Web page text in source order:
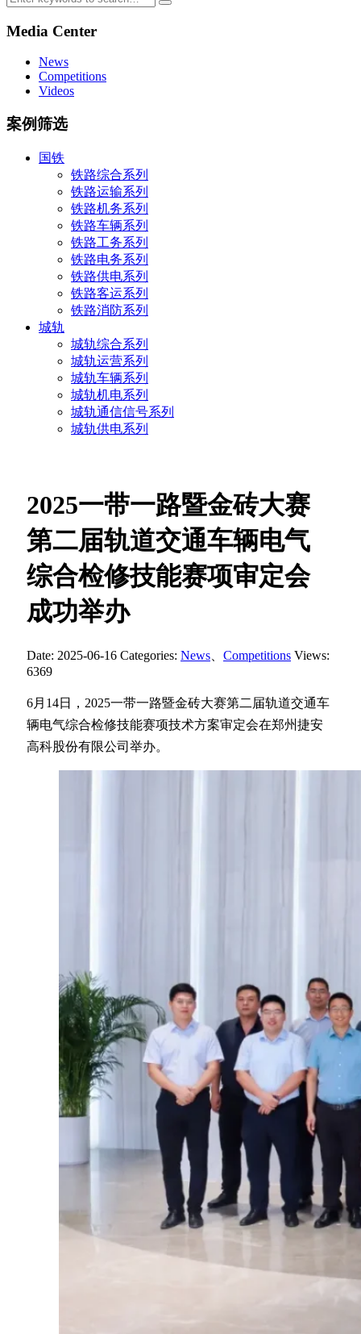
Media Center
News
Competitions
Videos
案例筛选
国铁
铁路综合系列
铁路运输系列
铁路机务系列
铁路车辆系列
铁路工务系列
铁路电务系列
铁路供电系列
铁路客运系列
铁路消防系列
城轨
城轨综合系列
城轨运营系列
城轨车辆系列
城轨机电系列
城轨通信信号系列
城轨供电系列
2025一带一路暨金砖大赛
第二届轨道交通车辆电气
综合检修技能赛项审定会
成功举办
Date: 2025-06-16 Categories: News Competitions Views:
6369
6月14日，2025一带一路暨金砖大赛第二届轨道交通车
辆电气综合检修技能赛项技术方案审定会在郑州捷安
高科股份有限公司举办。